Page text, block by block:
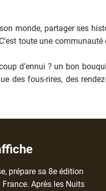
monde, partager ses
toute une
d’ennui ? un bon
des fous-rires, des
prépare sa 8e édition
Après les Nuits